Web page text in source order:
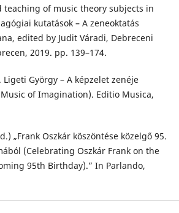
teaching of music theory subjects in
kutatások – A zeneoktatás
edited by Judit Váradi, Debreceni
2019. pp. 139–174.
György – A képzelet zenéje
of Imagination). Editio Musica,
„Frank Oszkár köszöntése közelgő 95.
(Celebrating Oszkár Frank on the
95th Birthday).” In Parlando,